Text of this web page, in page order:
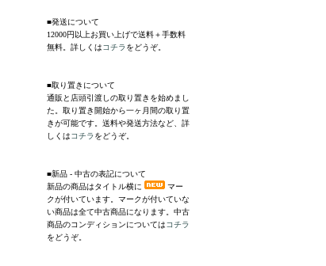
■発送について
12000円以上お買い上げで送料＋手数料
無料。詳しくはコチラをどうぞ。
■取り置きについて
通販と店頭引渡しの取り置きを始めまし
た。取り置き開始から一ヶ月間の取り置
きが可能です。送料や発送方法など、詳
しくはコチラをどうぞ。
■新品 - 中古の表記について
新品の商品はタイトル横に
マー
クが付いています。マークが付いていな
い商品は全て中古商品になります。中古
商品のコンディションについてはコチラ
をどうぞ。